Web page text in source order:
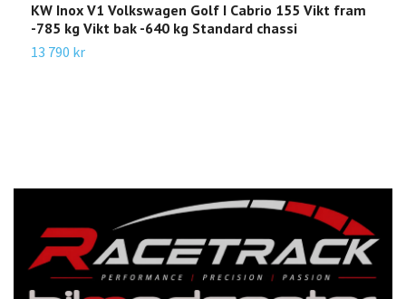
KW Inox V1 Volkswagen Golf I Cabrio 155 Vikt fram
-785 kg Vikt bak -640 kg Standard chassi
13 790 kr